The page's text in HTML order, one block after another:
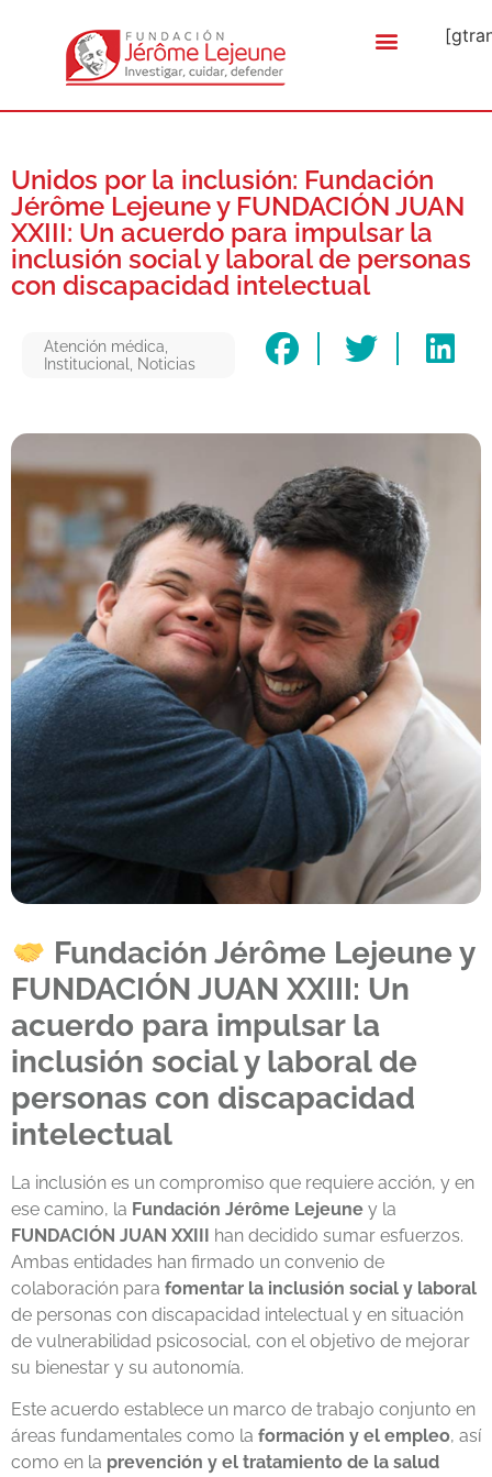
Unidos por la inclusión: Fundación
Jérôme Lejeune y FUNDACIÓN JUAN
XXIII: Un acuerdo para impulsar la
inclusión social y laboral de personas
con discapacidad intelectual
Atención médica
Institucional
Noticias
Fundación Jérôme Lejeune y
FUNDACIÓN JUAN XXIII: Un
acuerdo para impulsar la
inclusión social y laboral de
personas con discapacidad
intelectual
La inclusión es un compromiso que requiere acción, y en
ese camino, la Fundación Jérôme Lejeune y la
FUNDACIÓN JUAN XXIII han decidido sumar esfuerzos.
Ambas entidades han firmado un convenio de
colaboración para fomentar la inclusión social y laboral
de personas con discapacidad intelectual y en situación
de vulnerabilidad psicosocial, con el objetivo de mejorar
su bienestar y su autonomía.
Este acuerdo establece un marco de trabajo conjunto en
áreas fundamentales como la formación y el empleo, así
como en la prevención y el tratamiento de la salud